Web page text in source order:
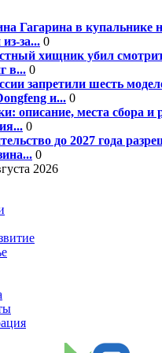
Гагарина в купальнике
за... 0
хищник убил
в... 0
запретили шесть
и... 0
описание, места сбора и
0
до 2027 года
0
2026